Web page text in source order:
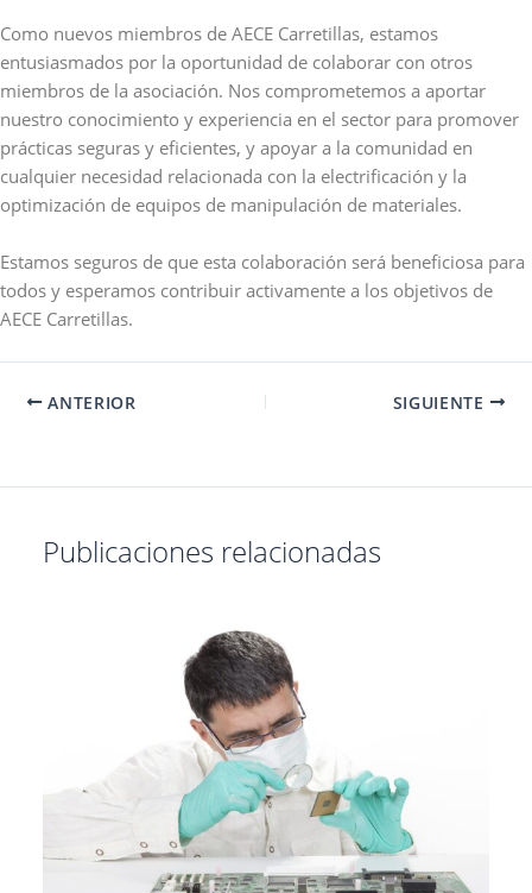
Como nuevos miembros de AECE Carretillas, estamos
entusiasmados por la oportunidad de colaborar con otros
miembros de la asociación. Nos comprometemos a aportar
nuestro conocimiento y experiencia en el sector para promover
prácticas seguras y eficientes, y apoyar a la comunidad en
cualquier necesidad relacionada con la electrificación y la
optimización de equipos de manipulación de materiales.
Estamos seguros de que esta colaboración será beneficiosa para
todos y esperamos contribuir activamente a los objetivos de
AECE Carretillas.
ANTERIOR SIGUIENTE
Publicaciones relacionadas